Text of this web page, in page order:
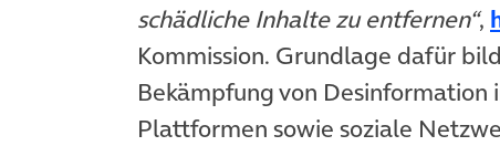
schädliche Inhalte zu entfernen“,
Kommission. Grundlage dafür
Bekämpfung von
Plattformen sowie soziale